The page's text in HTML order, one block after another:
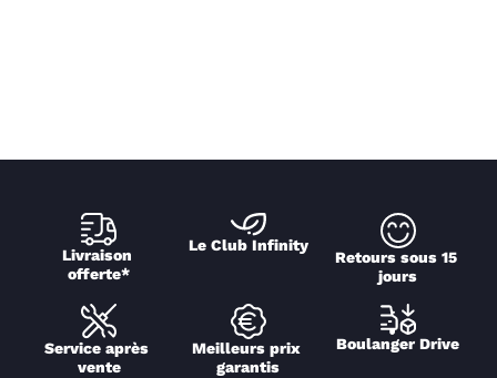
Livraison
offerte*
Le Club Infinity
Retours sous 15
jours
Service après
vente
Meilleurs prix
garantis
Boulanger Drive